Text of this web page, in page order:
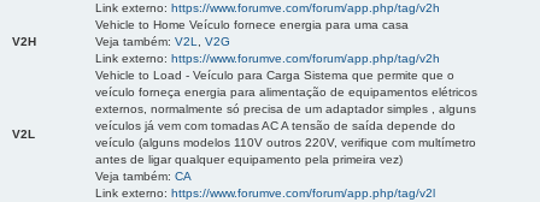
Link externo: https://www.forumve.com/forum/app.php/tag/v2h
V2H
Vehicle to Home Veículo fornece energia para uma casa
Veja também: V2L
V2G
Link externo: https://www.forumve.com/forum/app.php/tag/v2h
V2L
Vehicle to Load - Veículo para Carga Sistema que permite que o
veículo forneça energia para alimentação de equipamentos elétricos
externos, normalmente só precisa de um adaptador simples , alguns
veículos já vem com tomadas AC A tensão de saída depende do
veículo (alguns modelos 110V outros 220V, verifique com multímetro
antes de ligar qualquer equipamento pela primeira vez)
Veja também: CA
Link externo: https://www.forumve.com/forum/app.php/tag/v2l